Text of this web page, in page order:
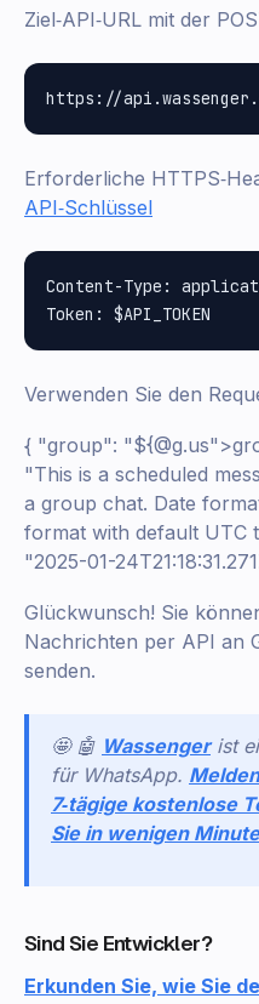
Ziel‑API‑URL mit der
Erforderliche
API‑Schlüssel
Content-Type:
Verwenden Sie den
{ "group":
"This is a scheduled
a group chat. Date
format with default UTC
"2025-01-
Glückwunsch! Sie
Nachrichten per API an
senden.
🤩 🤖 Wassenger ist
für WhatsApp.
7‑tägige kostenlose
Sie in wenigen
Sind Sie Entwickler?
Erkunden Sie, wie Sie